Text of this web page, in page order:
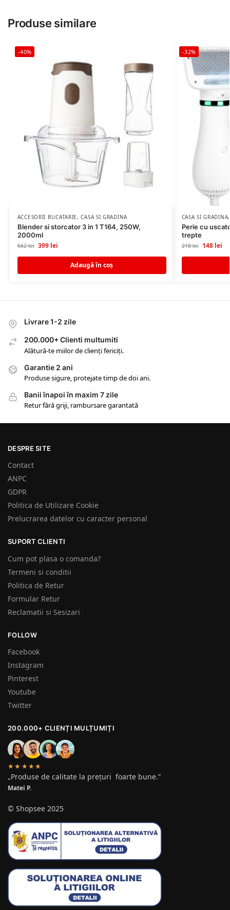
Produse similare
-40%
ACCESORII BUCATARIE,CASA SI GRADINA
Blender si storcator 3 in 1 T164, 250W,
2000ml
662lei 399 lei
Adaugă în coș
-32%
CASA SI GRADINA
Perie cu
trepte
218lei 148 lei
Livrare 1-2 zile
200.000+ Clienti multumiti
Alătură-te miilor de clienți fericiți.
Garantie 2 ani
Produse sigure, protejate timp de doi ani.
Banii înapoi în maxim 7 zile
Retur fără griji, rambursare garantată
DESPRE SITE
Contact
ANPC
GDPR
Politica de Utilizare Cookie
Prelucrarea datelor cu caracter personal
SUPORT CLIENTI
Cum pot plasa o comanda?
Termeni si conditii
Politica de Retur
Formular Retur
Reclamatii si Sesizari
FOLLOW
Facebook
Instagram
Pinterest
Youtube
Twitter
200.000+ CLIENȚI MULȚUMIȚI
★★★★★
„Produse de calitate la prețuri foarte bune.”
Matei P.
© Shopsee 2025